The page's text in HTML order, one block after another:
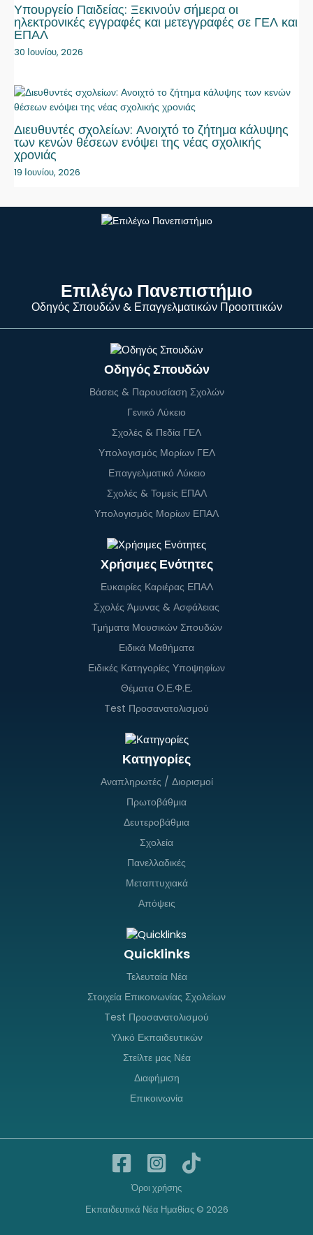
Υπουργείο Παιδείας: Ξεκινούν σήμερα οι
ηλεκτρονικές εγγραφές και μετεγγραφές σε ΓΕΛ και
ΕΠΑΛ
30 Ιουνίου, 2026
Διευθυντές σχολείων: Ανοιχτό το ζήτημα κάλυψης
των κενών θέσεων ενόψει της νέας σχολικής
χρονιάς
19 Ιουνίου, 2026
Επιλέγω Πανεπιστήμιο
Οδηγός Σπουδών & Επαγγελματικών Προοπτικών
Οδηγός Σπουδών
Βάσεις & Παρουσίαση Σχολών
Γενικό Λύκειο
Σχολές & Πεδία ΓΕΛ
Υπολογισμός Μορίων ΓΕΛ
Επαγγελματικό Λύκειο
Σχολές & Τομείς ΕΠΑΛ
Υπολογισμός Μορίων ΕΠΑΛ
Χρήσιμες Ενότητες
Ευκαιρίες Καριέρας ΕΠΑΛ
Σχολές Άμυνας & Ασφάλειας
Τμήματα Μουσικών Σπουδών
Ειδικά Μαθήματα
Ειδικές Κατηγορίες Υποψηφίων
Θέματα Ο.Ε.Φ.Ε.
Test Προσανατολισμού
Κατηγορίες
Αναπληρωτές / Διορισμοί
Πρωτοβάθμια
Δευτεροβάθμια
Σχολεία
Πανελλαδικές
Μεταπτυχιακά
Απόψεις
Quicklinks
Τελευταία Νέα
Στοιχεία Επικοινωνίας Σχολείων
Test Προσανατολισμού
Υλικό Εκπαιδευτικών
Στείλτε μας Νέα
Διαφήμιση
Επικοινωνία
Όροι χρήσης
Εκπαιδευτικά Νέα Ημαθίας © 2026